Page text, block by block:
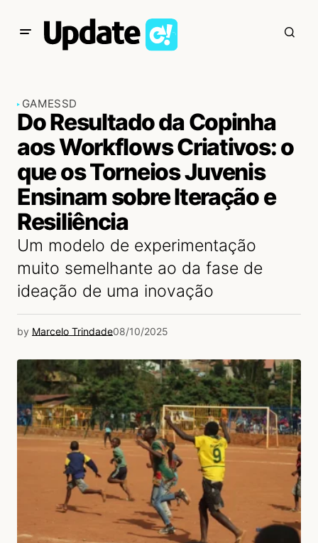
GAMESSD
Do Resultado da Copinha
aos Workflows Criativos: o
que os Torneios Juvenis
Ensinam sobre Iteração e
Resiliência
Um modelo de experimentação
muito semelhante ao da fase de
ideação de uma inovação
by Marcelo Trindade08/10/2025